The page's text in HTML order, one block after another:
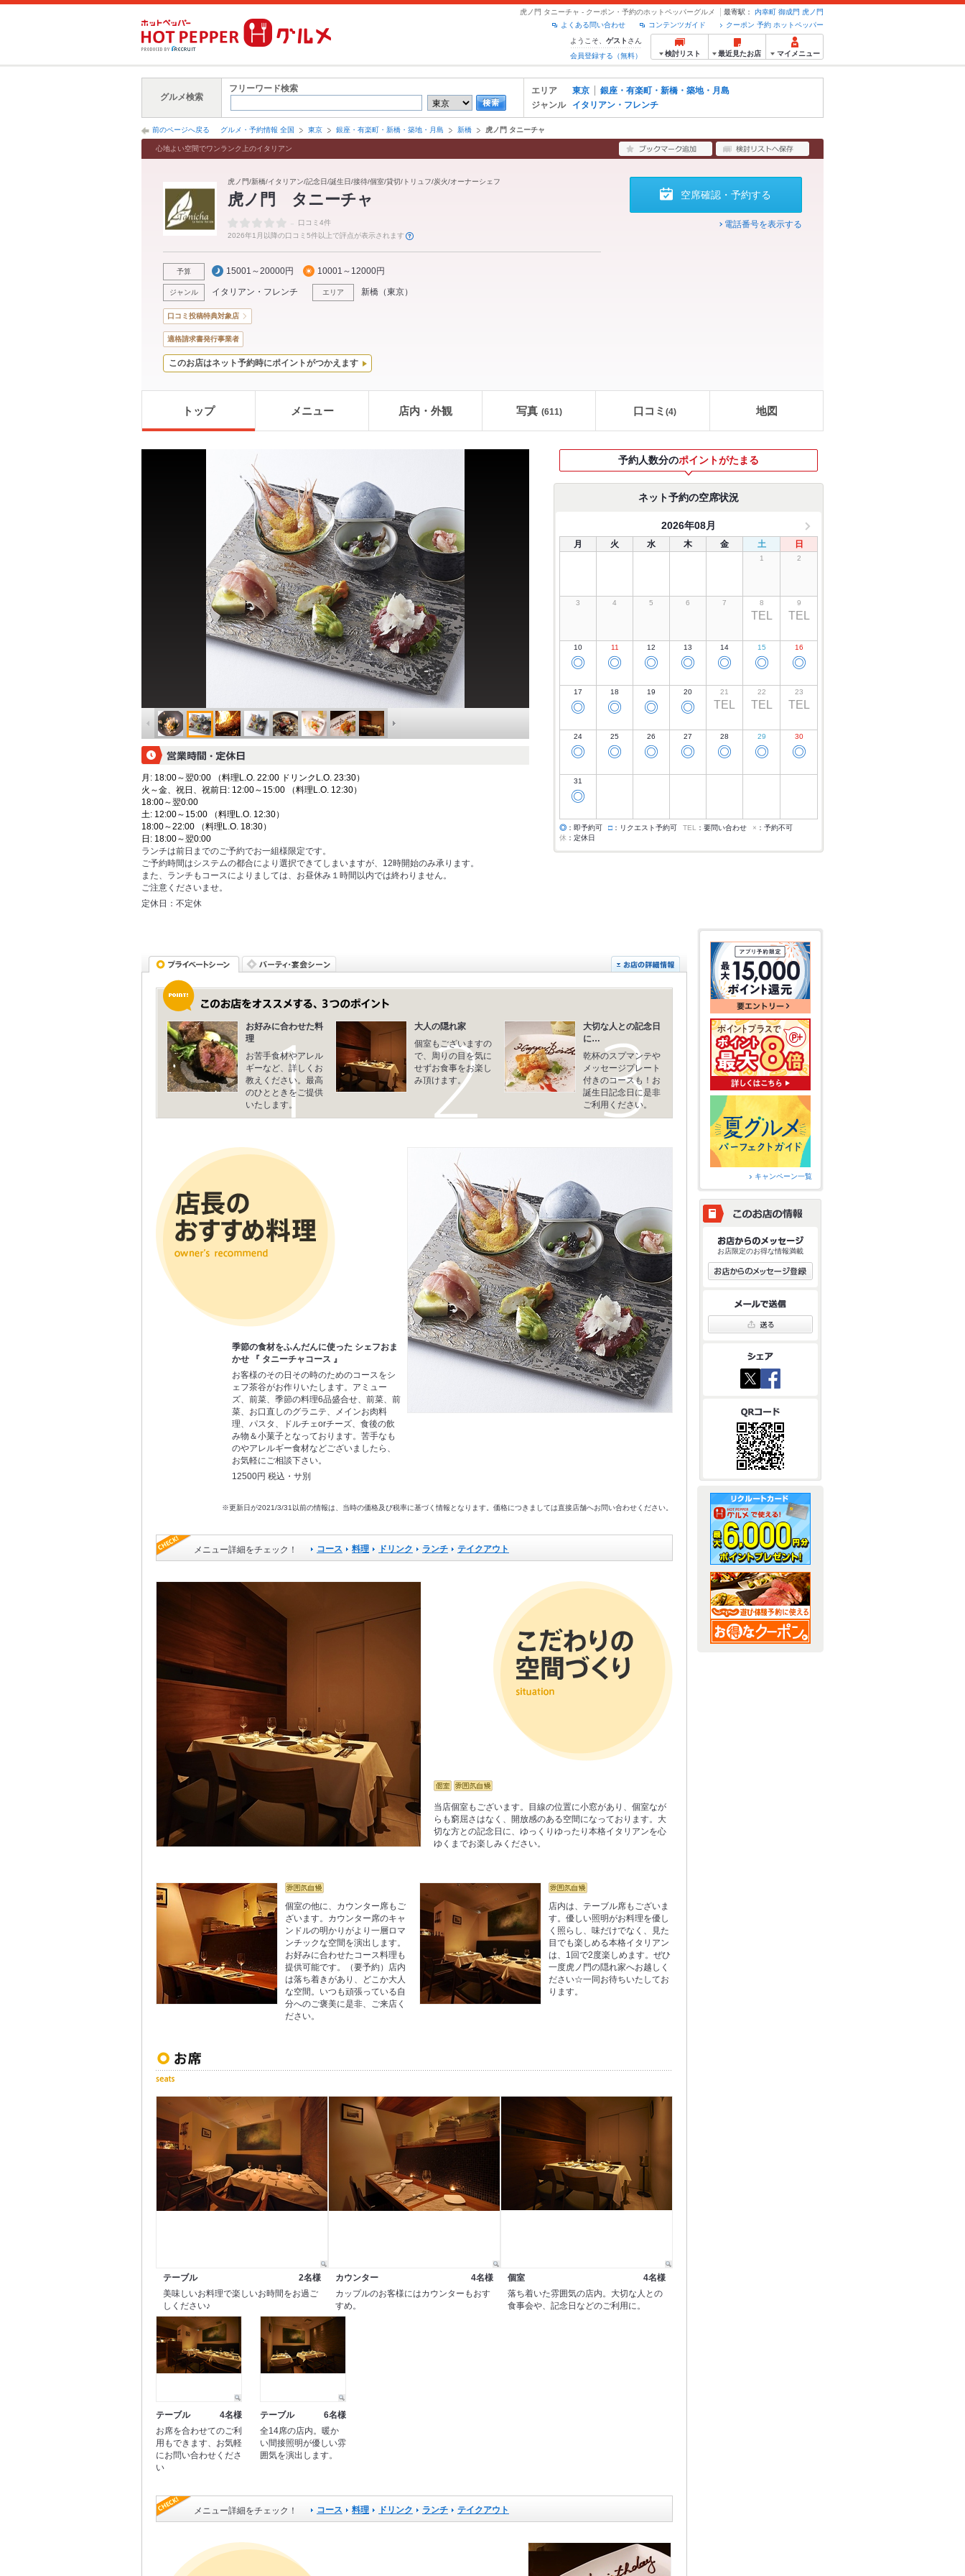
虎ノ門 タニーチャ - クーポン・予約のホットペッパーグルメ 最寄駅： 内幸町 御成門 虎ノ門
クーポン 予約 ホットペッパー
コンテンツガイド
よくある問い合わせ
ようこそ、 ゲスト さん
会員登録する（無料）
検討リスト 最近見たお店 マイメニュー
グルメ検索
フリーワード検索 エリア 東京
銀座・有楽町・新橋・築地・月島
ジャンル
イタリアン・フレンチ
前のページへ戻る グルメ・予約情報 全国 東京 銀座・有楽町・新橋・築地・月島 新橋 虎ノ門 タニーチャ
心地よい空間でワンランク上のイタリアン
虎ノ門/新橋/イタリアン/記念日/誕生日/接待/個室/貸切/トリュフ/炭火/オーナーシェフ
虎ノ門 タニーチャ
-
口コミ4件
2026年1月以降の口コミ5件以上で評点が表示されます
予算 15001～20000円 10001～12000円
ジャンル イタリアン・フレンチ エリア 新橋 （東京）
空席確認・予約する
電話番号を表示する
口コミ投稿特典対象店
適格請求書発行事業者
このお店はネット予約時にポイントがつかえます
トップ メニュー 店内・外観 写真 (611) 口コミ (4) 地図
月: 18:00～翌0:00 （料理L.O. 22:00 ドリンクL.O. 23:30）
火～金、祝日、祝前日: 12:00～15:00 （料理L.O. 12:30）
18:00～翌0:00
土: 12:00～15:00 （料理L.O. 12:30）
18:00～22:00 （料理L.O. 18:30）
日: 18:00～翌0:00
ランチは前日までのご予約でお一組様限定です。
ご予約時間はシステムの都合により選択できてしまいますが、12時開始のみ承ります。
また、ランチもコースによりましては、お昼休み１時間以内では終わりません。
ご注意くださいませ。
定休日： 不定休
予約人数分のポイントがたまる
ネット予約の空席状況
2026年08月
月 火 水 木 金 土 日
1 2
3 4 5 6 7 8
TEL
9
TEL
10
◎
11
◎
12
◎
13
◎
14
◎
15
◎
16
◎
17
◎
18
◎
19
◎
20
◎
21
TEL
22
TEL
23
TEL
24
◎
25
◎
26
◎
27
◎
28
◎
29
◎
30
◎
31
◎
◎ ：即予約可 □ ：リクエスト予約可 TEL ：要問い合わせ × ：予約不可
休 ：定休日
お好みに合わせた料
理
お苦手食材やアレル
ギーなど、詳しくお
教えください。最高
のひとときをご提供
いたします。
大人の隠れ家
個室もございますの
で、周りの目を気に
せずお食事をお楽し
み頂けます。
大切な人との記念日
に…
乾杯のスプマンテや
メッセージプレート
付きのコースも！お
誕生日記念日に是非
ご利用ください。
季節の食材をふんだんに使った シェフおま
かせ 『 タニーチャコース 』
お客様のその日その時のためのコースをシ
ェフ茶谷がお作りいたします。アミュー
ズ、前菜、季節の料理6品盛合せ、前菜、前
菜、お口直しのグラニテ、メインお肉料
理、パスタ、ドルチェorチーズ、食後の飲
み物＆小菓子となっております。苦手なも
のやアレルギー食材などございましたら、
お気軽にご相談下さい。
12500円 税込・サ別
※更新日が2021/3/31以前の情報は、当時の価格及び税率に基づく情報となります。価格につきましては直接店舗へお問い合わせください。
メニュー詳細をチェック！ コース 料理 ドリンク ランチ テイクアウト
当店個室もございます。目線の位置に小窓があり、個室なが
らも窮屈さはなく、開放感のある空間になっております。大
切な方との記念日に、ゆっくりゆったり本格イタリアンを心
ゆくまでお楽しみください。
個室の他に、カウンター席もご
ざいます。カウンター席のキャ
ンドルの明かりがより一層ロマ
ンチックな空間を演出します。
お好みに合わせたコース料理も
提供可能です。（要予約）店内
は落ち着きがあり、どこか大人
な空間。いつも頑張っている自
分へのご褒美に是非、ご来店く
ださい。
店内は、テーブル席もございま
す。優しい照明がお料理を優し
く照らし、味だけでなく、見た
目でも楽しめる本格イタリアン
は、1回で2度楽しめます。ぜひ
一度虎ノ門の隠れ家へお越しく
ださい☆一同お待ちいたしてお
ります。
テーブル
2名様
美味しいお料理で楽しいお時間をお過ご
しください♪
カウンター
4名様
カップルのお客様にはカウンターもおす
すめ。
個室
4名様
落ち着いた雰囲気の店内。大切な人との
食事会や、記念日などのご利用に。
テーブル
4名様
お席を合わせてのご利
用もできます、お気軽
にお問い合わせくださ
い
テーブル
6名様
全14席の店内。暖か
い間接照明が優しい雰
囲気を演出します。
メニュー詳細をチェック！ コース 料理 ドリンク ランチ テイクアウト
キャンペーン一覧
お店限定のお得な情報満載